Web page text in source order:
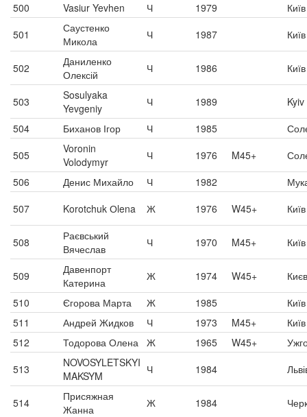
500 Vasiur Yevhen Ч 1979
Київ
501
Саустенко
Микола
Ч 1987 Київ
502
Даниленко
Олексій
Ч 1986 Київ
503
Sosulyaka
Yevgeniy
Ч 1989
Kyiv
504
Биханов Ігор Ч 1985
505
Voronin
Volodymyr
Ч 1976 M45+
506
Денис Михайло Ч 1982
507
Korotchuk Оlena Ж 1976 W45+ Київ
508
Раєвський
Вячеслав
Ч 1970 M45+ Київ
509
Давенпорт
Катерина
Ж 1974 W45+
Києв
510
Єгорова Марта Ж 1985
Київ
511
Андрей Жидков Ч 1973 M45+
Київ
512
Тодорова Олена Ж 1965 W45+
513
NOVOSYLETSKYI
MAKSYM
Ч 1984
514
Присяжная
Жанна
Ж 1984